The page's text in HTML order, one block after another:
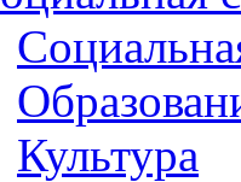
Культура